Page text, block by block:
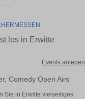
los in Erwitte
Events anlegen
Comedy Open Airs
Sie in Erwitte vielseitiges